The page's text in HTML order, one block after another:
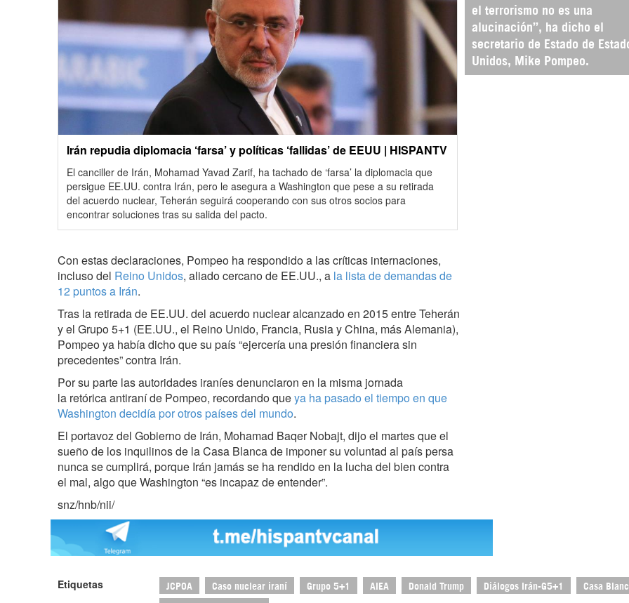
el terrorismo no es una
alucinación”, ha dicho el
secretario de Estado de
Unidos, Mike Pompeo.
Irán repudia diplomacia ‘farsa’ y políticas ‘fallidas’ de EEUU | HISPANTV
El canciller de Irán, Mohamad Yavad Zarif, ha tachado de ‘farsa’ la diplomacia que
persigue EE.UU. contra Irán, pero le asegura a Washington que pese a su retirada
del acuerdo nuclear, Teherán seguirá cooperando con sus otros socios para
encontrar soluciones tras su salida del pacto.
Con estas declaraciones, Pompeo ha respondido a las críticas internaciones,
incluso del Reino Unidos, aliado cercano de EE.UU., a la lista de demandas de
12 puntos a Irán.
Tras la retirada de EE.UU. del acuerdo nuclear alcanzado en 2015 entre Teherán
y el Grupo 5+1 (EE.UU., el Reino Unido, Francia, Rusia y China, más Alemania),
Pompeo ya había dicho que su país “ejercería una presión financiera sin
precedentes” contra Irán.
Por su parte las autoridades iraníes denunciaron en la misma jornada
la retórica antiraní de Pompeo, recordando queya ha pasado el tiempo en que
Washington decidía por otros países del mundo.
El portavoz del Gobierno de Irán, Mohamad Baqer Nobajt, dijo el martes que el
sueño de los inquilinos de la Casa Blanca de imponer su voluntad al país persa
nunca se cumplirá, porque Irán jamás se ha rendido en la lucha del bien contra
el mal, algo que Washington “es incapaz de entender”.
snz/hnb/nii/
Etiquetas JCPOA Caso nuclear iraní Grupo 5+1 AIEA Donald Trump Diálogos Irán-G5+1 Casa